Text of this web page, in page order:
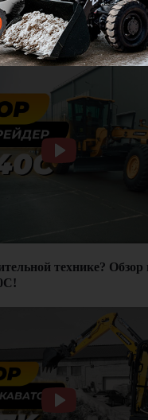
Смотреть все отзывы
технике? Обзор